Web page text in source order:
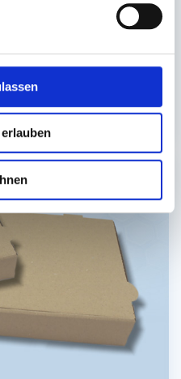
Qualitäten,
Zur